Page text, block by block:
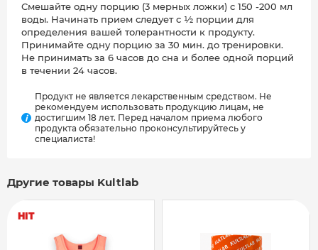
Смешайте одну порцию (3 мерных ложки) с 150 -200 мл
воды. Начинать прием следует с ½ порции для
определения вашей толерантности к продукту.
Принимайте одну порцию за 30 мин. до тренировки.
Не принимать за 6 часов до сна и более одной порций
в течении 24 часов.
i
Продукт не является лекарственным средством. Не
рекомендуем использовать продукцию лицам, не
достигшим 18 лет. Перед началом приема любого
продукта обязательно проконсультируйтесь у
специалиста!
Другие товары Kultlab
HIT